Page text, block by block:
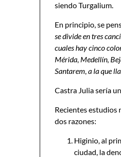
siendo Turgalium.
En principio, se
se divide en tres
cuales hay cinco
Mérida, Medellín,
Santarem, a la que
Castra Julia sería
Recientes estudios
dos razones:
Higinio, al
ciudad, la